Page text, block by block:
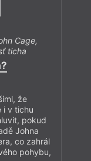
Cage,
ticha
že
i v tichu
pokud
Johna
co zahrál
pohybu,